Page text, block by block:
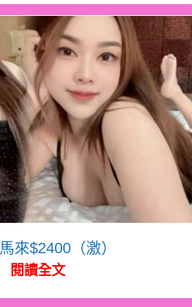
馬來$2400（激）
閱讀全文